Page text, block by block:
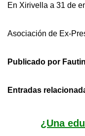
En Xirivella a 31 de
Asociación de Ex­­­­-
Publicado por
Entradas
¿Una